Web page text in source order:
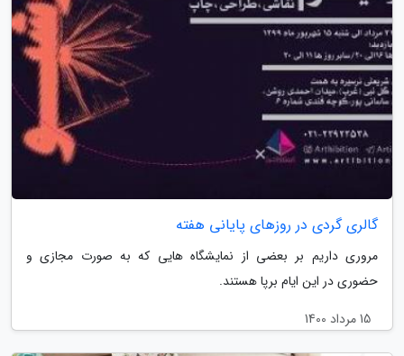
گالری گردی در روزهای پایانی هفته
مروری داریم بر بعضی از نمایشگاه هایی که به صورت مجازی و
حضوری در این ایام برپا هستند.
15 مرداد 1400